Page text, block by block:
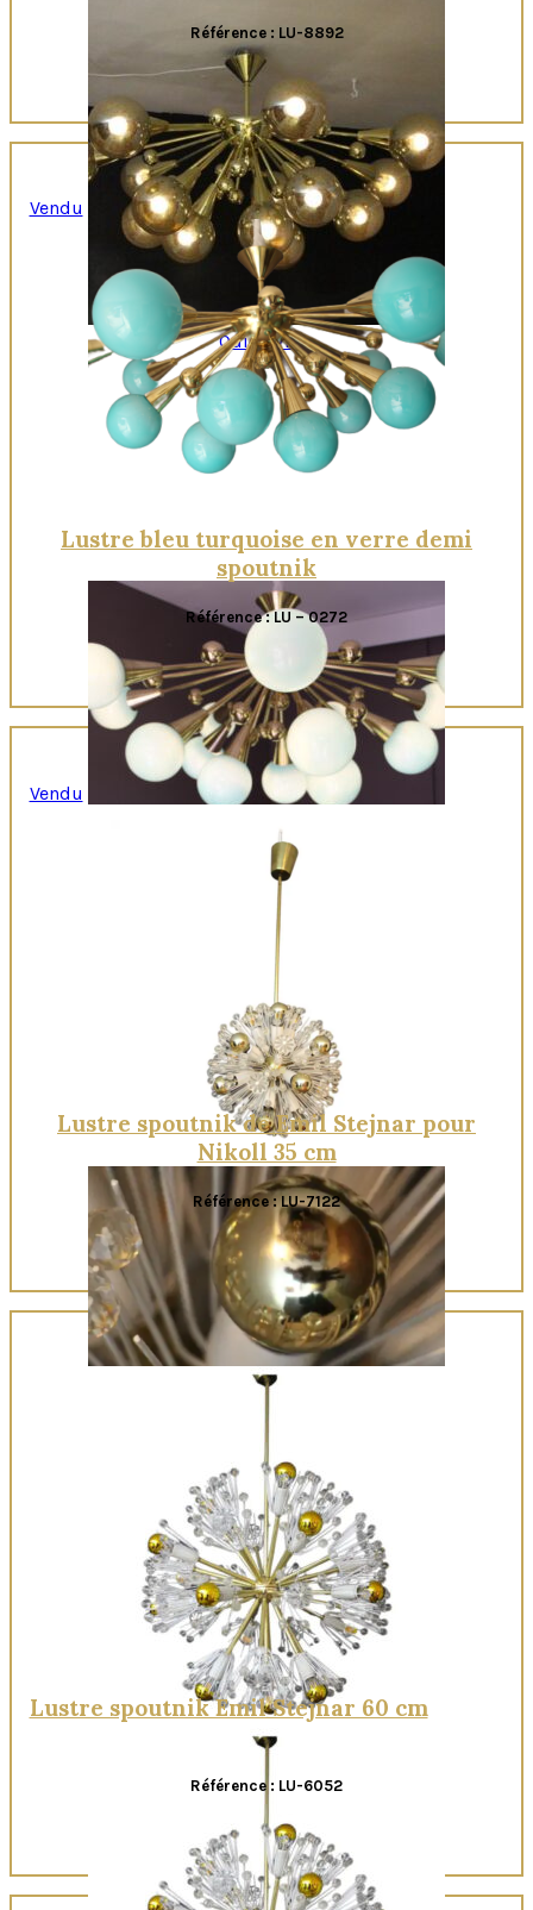
Quick View
Référence : LU-8892
Vendu
Quick View
Lustre bleu turquoise en verre demi
spoutnik
Référence : LU – 0272
Vendu
Quick View
Lustre spoutnik de Emil Stejnar pour
Nikoll 35 cm
Référence : LU-7122
Lustre spoutnik Emil Stejnar 60 cm
Référence : LU-6052